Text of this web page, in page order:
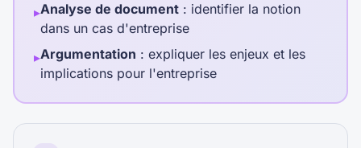
▸Analyse de document : identifier la notion
dans un cas d'entreprise
▸Argumentation : expliquer les enjeux et les
implications pour l'entreprise